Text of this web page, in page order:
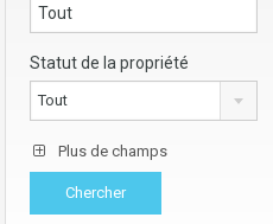
Statut de la propriété
Tout
Plus de champs